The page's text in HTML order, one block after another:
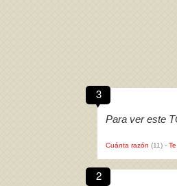
3
Para ver este
Cuánta razón (11) -
2